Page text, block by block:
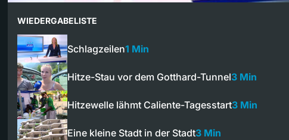
WIEDERGABELISTE
Schlagzeilen1 Min
Hitze-Stau vor dem Gotthard-Tunnel3 Min
Hitzewelle lähmt Caliente-Tagesstart3 Min
Eine kleine Stadt in der Stadt3 Min